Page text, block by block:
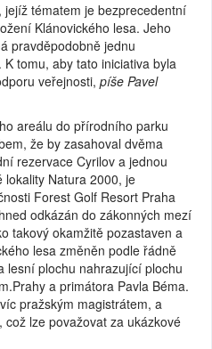
jejíž tématem je bezprecedentní
Klánovického lesa. Jeho
pravděpodobně jednu
tomu, aby tato iniciativa byla
veřejnosti, píše Pavel
areálu do přírodního parku
že by zasahoval dvěma
rezervace Cyrilov a jednou
Natura 2000, je
Forest Golf Resort Praha
odkázán do zákonných mezí
takový okamžitě pozastaven a
lesa změněn podle řádně
lesní plochu nahrazující plochu
a primátora Pavla Béma.
pražským magistrátem, a
lze považovat za ukázkové